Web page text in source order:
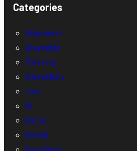
Categories
Allgemein
Diversität
Führung
Innovation
Job
KI
Kultur
Kunde
New Work